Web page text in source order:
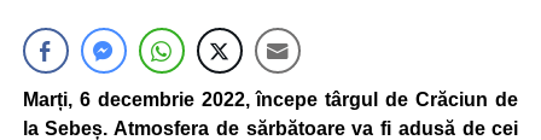
Marți, 6 decembrie 2022, începe târgul de Crăciun de
la Sebeș. Atmosfera de sărbătoare va fi adusă de cei